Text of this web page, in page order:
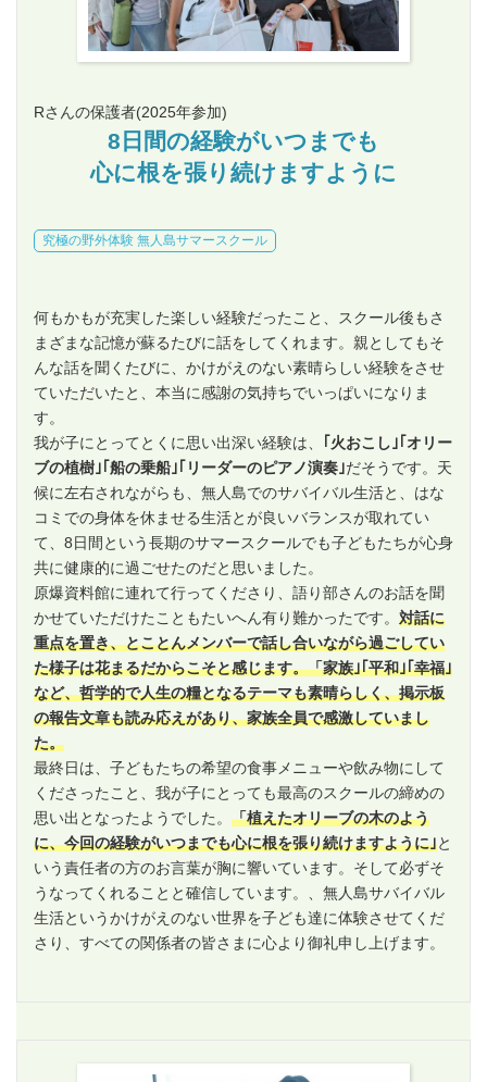
Rさんの保護者(2025年参加)
8日間の経験がいつまでも
心に根を張り続け ますように
究極の野外体験 無人島サマースクール
何もかもが充実した楽しい経験だったこと、スクール後もさ
まざまな記憶が蘇るたびに話をしてくれます。親としてもそ
んな話を聞くたびに、かけがえのない素晴らしい経験をさせ
ていただいたと、本当に感謝の気持ちでいっぱいになりま
す。
我が子にとってとくに思い出深い経験は、
｢火おこし｣｢オリー
ブの植樹｣｢船の乗船｣｢リーダーのピアノ演奏｣だそうです。天
候に左右されながらも、無人島でのサバイバル生活と、はな
コミでの身体を休ませる生活とが良いバランスが取れてい
て、8日間という長期のサマースクールでも子どもたちが心身
共に健康的に過ごせたのだと思いました。
原爆資料館に連れて行ってくださり、語り部さんのお話を聞
かせていただけたこともたいへん有り難かったです。 対話に
重点を置き、とことんメンバーで話し合いながら過ごしてい
た様子は花まるだからこそと感じます。「家族｣｢平和｣｢幸福｣
など、哲学的で人生の糧となるテーマも素晴らしく、掲示板
の報告文章も読み応えがあり、家族全員で感激していまし
た。
最終日は、子どもたちの希望の食事メニューや飲み物にして
くださったこと、我が子にとっても最高のスクールの締めの
思い出となったようでした。 「植えたオリーブの木のよう
に、今回の経験がいつまでも心に根を張り続けますように｣と
いう責任者の方のお言葉が胸に響いています。そして必ずそ
うなってくれることと確信しています。、無人島サバイバル
生活というかけがえのない世界を子ども達に体験させてくだ
さり、すべての関係者の皆さまに心より御礼申し上げます。